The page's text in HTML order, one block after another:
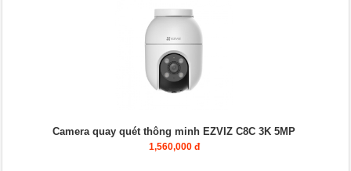
Camera quay quét thông minh EZVIZ C8C 3K 5MP
1,560,000 đ